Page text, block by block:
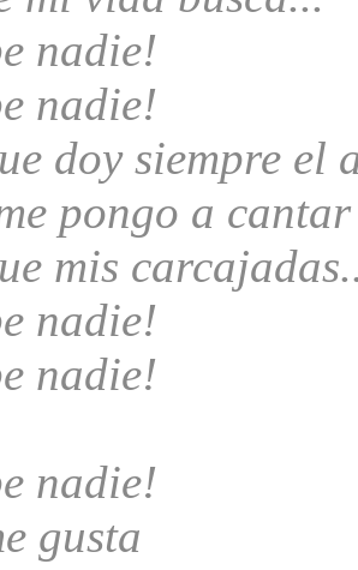
nadie!
nadie!
doy siempre el
pongo a
mis
nadie!
nadie!
nadie!
gusta